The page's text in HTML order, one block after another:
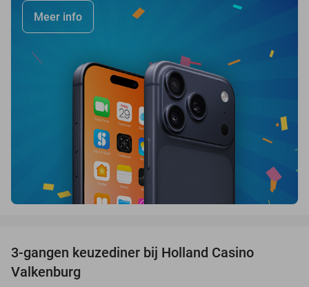
Meer info
3-gangen keuzediner bij Holland Casino
Valkenburg